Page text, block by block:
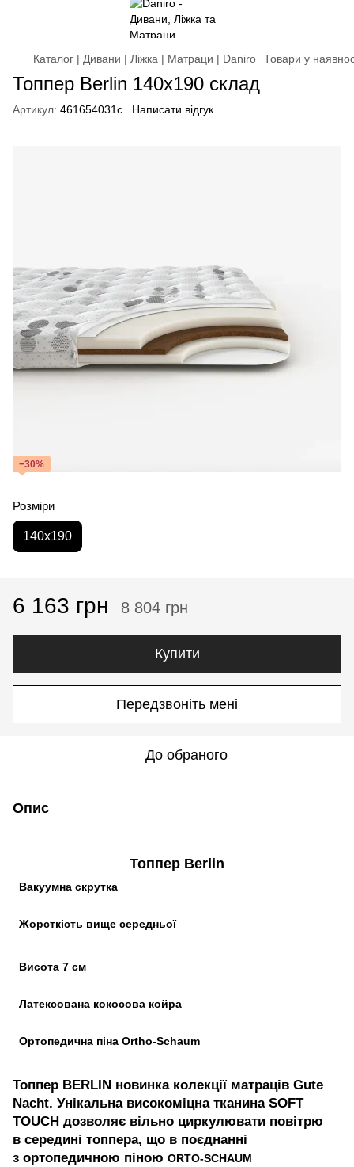
Каталог | Дивани | Ліжка | Матраци | Daniro Товари у
Топпер Berlin 140x190 склад
Артикул: 461654031с Написати відгук
−30%
Розміри
140x190
6 163 грн 8 804 грн
Купити
Передзвоніть мені
До обраного
Опис
Топпер Berlin
Вакуумна скрутка
Жорсткість вище середньої
Висота 7 см
Латексована кокосова койра
Ортопедична піна Ortho-Schaum
Топпер BERLIN новинка колекції матраців Gute
Nacht. Унікальна високоміцна тканина SOFT
TOUCH дозволяє вільно циркулювати повітрю
в середині топпера, що в поєднанні
з ортопедичною піною ORTO-SCHAUM